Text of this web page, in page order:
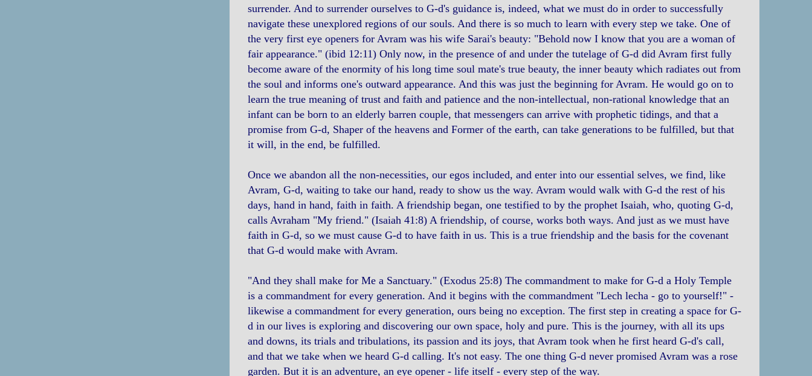
surrender. And to surrender ourselves to G-d's guidance is, indeed, what we must do in order to successfully
navigate these unexplored regions of our souls. And there is so much to learn with every step we take. One of
the very first eye openers for Avram was his wife Sarai's beauty: "Behold now I know that you are a woman of
fair appearance." (ibid 12:11) Only now, in the presence of and under the tutelage of G-d did Avram first fully
become aware of the enormity of his long time soul mate's true beauty, the inner beauty which radiates out from
the soul and informs one's outward appearance. And this was just the beginning for Avram. He would go on to
learn the true meaning of trust and faith and patience and the non-intellectual, non-rational knowledge that an
infant can be born to an elderly barren couple, that messengers can arrive with prophetic tidings, and that a
promise from G-d, Shaper of the heavens and Former of the earth, can take generations to be fulfilled, but that
it will, in the end, be fulfilled.
Once we abandon all the non-necessities, our egos included, and enter into our essential selves, we find, like
Avram, G-d, waiting to take our hand, ready to show us the way. Avram would walk with G-d the rest of his
days, hand in hand, faith in faith. A friendship began, one testified to by the prophet Isaiah, who, quoting G-d,
calls Avraham "My friend." (Isaiah 41:8) A friendship, of course, works both ways. And just as we must have
faith in G-d, so we must cause G-d to have faith in us. This is a true friendship and the basis for the covenant
that G-d would make with Avram.
"And they shall make for Me a Sanctuary." (Exodus 25:8) The commandment to make for G-d a Holy Temple
is a commandment for every generation. And it begins with the commandment "Lech lecha - go to yourself!" -
likewise a commandment for every generation, ours being no exception. The first step in creating a space for G-
d in our lives is exploring and discovering our own space, holy and pure. This is the journey, with all its ups
and downs, its trials and tribulations, its passion and its joys, that Avram took when he first heard G-d's call,
and that we take when we heard G-d calling. It's not easy. The one thing G-d never promised Avram was a rose
garden. But it is an adventure, an eye opener - life itself - every step of the way.